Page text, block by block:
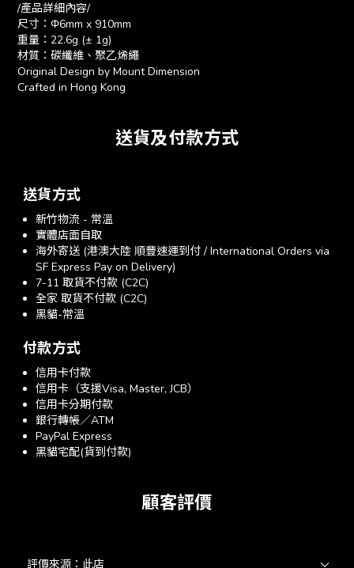
/產品詳細內容/
尺寸：Φ6mm x 910mm
重量：22.6g (± 1g)
材質：碳纖維、聚乙烯繩
Original Design by Mount Dimension
Crafted in Hong Kong
送貨及付款方式
送貨方式
新竹物流 - 常溫
實體店面自取
海外寄送 (港澳大陸 順豐速運到付 / International Orders via
SF Express Pay on Delivery)
7-11 取貨不付款 (C2C)
全家 取貨不付款 (C2C)
黑貓-常溫
付款方式
信用卡付款
信用卡（支援Visa, Master, JCB）
信用卡分期付款
銀行轉帳／ATM
PayPal Express
黑貓宅配(貨到付款)
顧客評價